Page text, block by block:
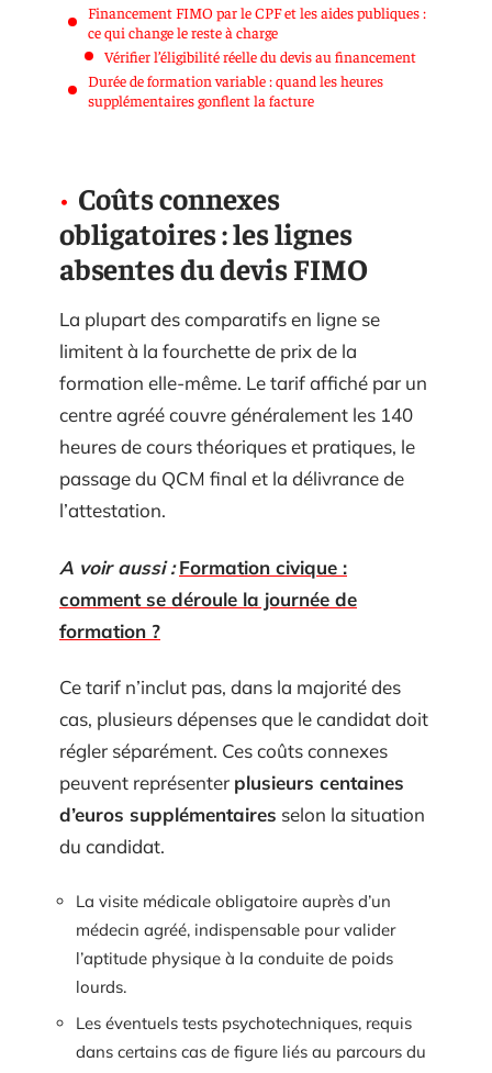
Financement FIMO par le CPF et les aides publiques :
ce qui change le reste à charge
Vérifier l’éligibilité réelle du devis au financement
Durée de formation variable : quand les heures
supplémentaires gonflent la facture
Coûts connexes
obligatoires : les lignes
absentes du devis FIMO
La plupart des comparatifs en ligne se
limitent à la fourchette de prix de la
formation elle-même. Le tarif affiché par un
centre agréé couvre généralement les 140
heures de cours théoriques et pratiques, le
passage du QCM final et la délivrance de
l’attestation.
A voir aussi : Formation civique :
comment se déroule la journée de
formation ?
Ce tarif n’inclut pas, dans la majorité des
cas, plusieurs dépenses que le candidat doit
régler séparément. Ces coûts connexes
peuvent représenter plusieurs centaines
d’euros supplémentaires selon la situation
du candidat.
La visite médicale obligatoire auprès d’un
médecin agréé, indispensable pour valider
l’aptitude physique à la conduite de poids
lourds.
Les éventuels tests psychotechniques, requis
dans certains cas de figure liés au parcours du